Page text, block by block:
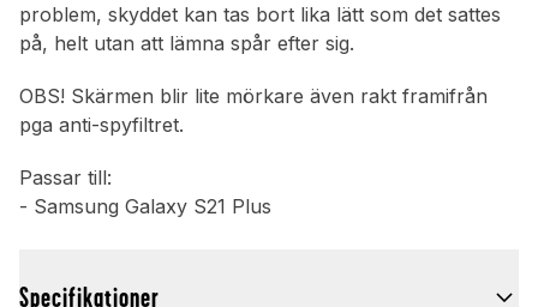
problem, skyddet kan tas bort lika lätt som det sattes
på, helt utan att lämna spår efter sig.
OBS! Skärmen blir lite mörkare även rakt framifrån
pga anti-spyfiltret.
Passar till:
- Samsung Galaxy S21 Plus
Specifikationer